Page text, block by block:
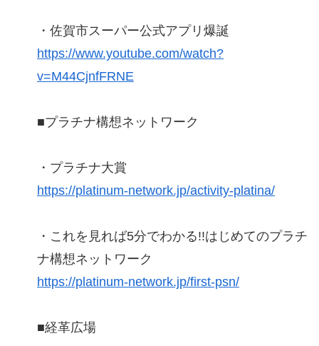
・佐賀市スーパー公式アプリ爆誕
https://www.youtube.com/watch?
v=M44CjnfFRNE
■プラチナ構想ネットワーク
・プラチナ大賞
https://platinum-network.jp/activity-platina/
・これを見れば5分でわかる!!はじめてのプラチ
ナ構想ネットワーク
https://platinum-network.jp/first-psn/
■経革広場